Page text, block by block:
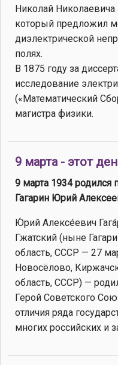
Николай
который предложил
диэлектрической
полях.
В 1875 году за
исследование
(«Математический
магистра физики.
9 марта - этот
9 марта 1934
Гагарин Юрий
Ю́рий Алексе́евич
Гжатский (ныне
область, СССР — 27
Новосёлово,
область, СССР) —
Герой Советского
отличия ряда
многих российских и